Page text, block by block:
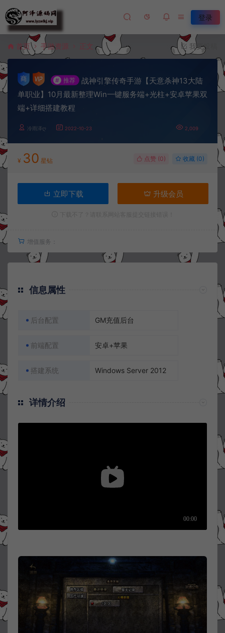
登录
首页 手游资源 正文 我要投稿
# 推荐
战神引擎传奇手游【天意杀神13大陆
单职业】10月最新整理Win一键服务端+光柱+安卓苹果双
端+详细搭建教程
冷雨泽ღ 2022-10-23 2,009
¥ 30 星钻 点赞 (0) 收藏 (0)
立即下载 升级会员
增值服务：
信息属性
后台配置 GM充值后台
前端配置 安卓+苹果
搭建系统 Windows Server 2012
详情介绍